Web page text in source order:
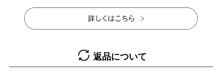
返品について